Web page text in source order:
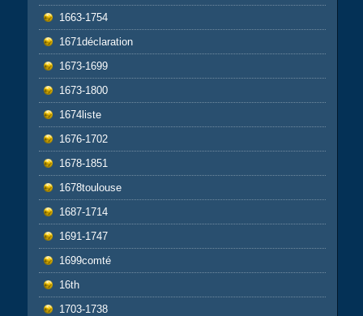
1663-1754
1671déclaration
1673-1699
1673-1800
1674liste
1676-1702
1678-1851
1678toulouse
1687-1714
1691-1747
1699comté
16th
1703-1738